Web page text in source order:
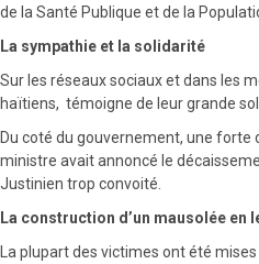
de la Santé Publique et de la
La sympathie et la solidarité
Sur les réseaux sociaux et dans les
haïtiens, témoigne de leur grande
Du coté du gouvernement, une forte
ministre avait annoncé le
Justinien trop convoité.
La construction d’un mausolée en
La plupart des victimes ont été